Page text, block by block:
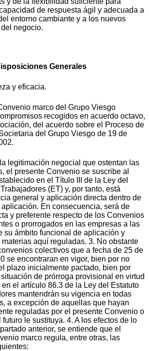
de respuesta ágil y adecuada a
entorno cambiante y a los nuevos
negocio.
Generales
y eficacia.
marco del Grupo Viesgo
recogidos en acuerdo octavo,
del acuerdo sobre el Proceso de
del Grupo Viesgo de 19 de
legitimación negocial que ostentan las
el presente Convenio se suscribe al
en el Título III de la Ley del
(ET) y, por tanto, está
general y aplicación directa dentro de
En consecuencia, será de
y preferente respecto de los Convenios
o prorrogados en las empresas a las
su ámbito funcional de aplicación y
aquí reguladas. 3. No obstante
colectivos que a fecha de 25 de
se encontraran en vigor, bien por no
plazo inicialmente pactado, bien por
de prórroga provisional en virtud
el artículo 86.3 de la Ley del Estatuto
mantendrán su vigencia en todas
a excepción de aquellas que hayan
reguladas por el presente Convenio o
futuro le sustituya. 4. A los efectos de lo
anterior, se entiende que el
marco regula, entre otras, las